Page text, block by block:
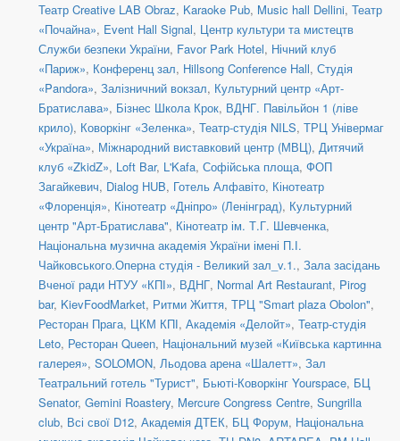
Театр Creative LAB Obraz, Karaoke Pub, Music hall Dellini, Театр
«Почайна», Event Hall Signal, Центр культури та мистецтв
Служби безпеки України, Favor Park Hotel, Нічний клуб
«Париж», Конференц зал, Hillsong Conference Hall, Студія
«Pandora», Залізничний вокзал, Культурний центр «Арт-
Братислава», Бізнес Школа Крок, ВДНГ. Павільйон 1 (ліве
крило), Коворкінг «Зеленка», Театр-студія NILS, ТРЦ Універмаг
«Україна», Міжнародний виставковий центр (МВЦ), Дитячий
клуб «ZkidZ», Loft Bar, L'Kafa, Софійська площа, ФОП
Загайкевич, Dialog HUB, Готель Алфавіто, Кінотеатр
«Флоренція», Кінотеатр «Дніпро» (Ленінград), Культурний
центр "Арт-Братислава", Кінотеатр ім. Т.Г. Шевченка,
Національна музична академія України імені П.І.
Чайковського.Оперна студія - Великий зал_v.1., Зала засідань
Вченої ради НТУУ «КПІ», ВДНГ, Normal Art Restaurant, Pirog
bar, KievFoodMarket, Ритми Життя, ТРЦ "Smart plaza Obolon",
Ресторан Прага, ЦКМ КПІ, Академія «Делойт», Театр-студія
Leto, Ресторан Queen, Національний музей «Київська картинна
галерея», SOLOMON, Льодова арена «Шалетт», Зал
Театральний готель "Турист", Бьюті-Коворкінг Yourspace, БЦ
Senator, Gemini Roastery, Mercure Congress Centre, Sungrilla
club, Всі свої D12, Академія ДТЕК, БЦ Форум, Національна